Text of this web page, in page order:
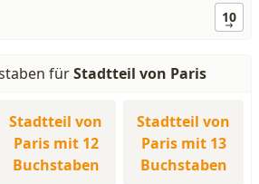
10
fürStadtteil von Paris
Stadtteil von
Paris mit 12
Buchstaben
Stadtteil von
Paris mit 13
Buchstaben